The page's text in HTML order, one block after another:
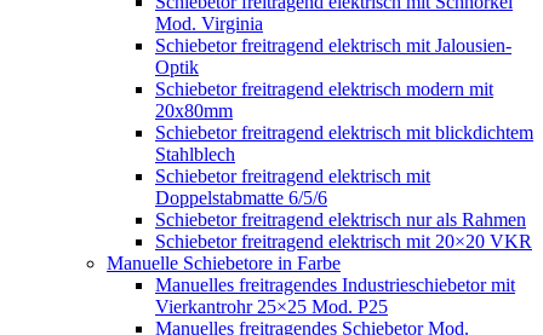
Mod. Virginia
Schiebetor freitragend elektrisch mit Jalousien-
Optik
Schiebetor freitragend elektrisch modern mit
20x80mm
Schiebetor freitragend elektrisch mit blickdichtem
Stahlblech
Schiebetor freitragend elektrisch mit
Doppelstabmatte 6/5/6
Schiebetor freitragend elektrisch nur als Rahmen
Schiebetor freitragend elektrisch mit 20×20 VKR
Manuelle Schiebetore in Farbe
Manuelles freitragendes Industrieschiebetor mit
Vierkantrohr 25×25 Mod. P25
Manuelles freitragendes Schiebetor Mod.